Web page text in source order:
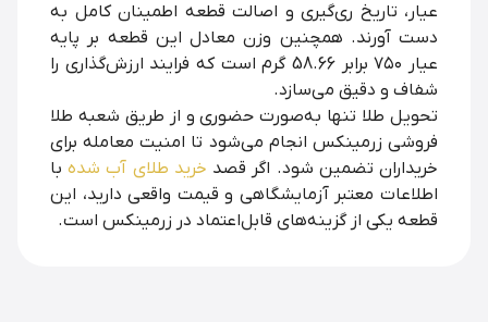
عیار، تاریخ ری‌گیری و اصالت قطعه اطمینان کامل به
دست آورند. همچنین وزن معادل این قطعه بر پایه
عیار ۷۵۰ برابر 58.66 گرم است که فرایند ارزش‌گذاری را
شفاف و دقیق می‌سازد.
تحویل طلا تنها به‌صورت حضوری و از طریق شعبه طلا
فروشی زرمینکس انجام می‌شود تا امنیت معامله برای
خریداران تضمین شود. اگر قصد خرید طلای آب شدهبا
اطلاعات معتبر آزمایشگاهی و قیمت واقعی دارید، این
قطعه یکی از گزینه‌های قابل‌اعتماد در زرمینکس است.